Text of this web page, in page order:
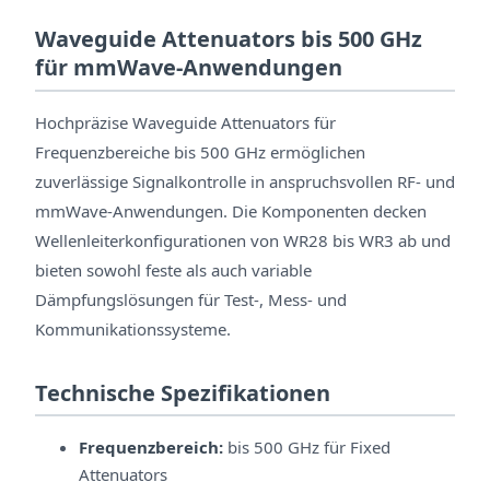
Waveguide Attenuators bis 500 GHz
für mmWave-Anwendungen
Hochpräzise Waveguide Attenuators für
Frequenzbereiche bis 500 GHz ermöglichen
zuverlässige Signalkontrolle in anspruchsvollen RF- und
mmWave-Anwendungen. Die Komponenten decken
Wellenleiterkonfigurationen von WR28 bis WR3 ab und
bieten sowohl feste als auch variable
Dämpfungslösungen für Test-, Mess- und
Kommunikationssysteme.
Technische Spezifikationen
Frequenzbereich: bis 500 GHz für Fixed
Attenuators